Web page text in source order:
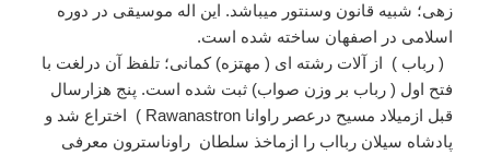
زهی؛ شبیه قانون وسنتور میباشد. این اله موسیقی در دوره
اسلامی در اصفهان ساخته شده است.
( رباب ) از آلات رشته ای ( مهتزه) کمانی؛ تلفظ آن درلغت با
فتح اول ( رباب بر وزن صواب) ثبت شده است. پنج هزارسال
قبل ازمیلاد مسیح درعصر راوانا Rawanastron ) اختراع شد و
پادشاه سیلان ربااب را ازماخذ سلطان راوناسترون معرفی